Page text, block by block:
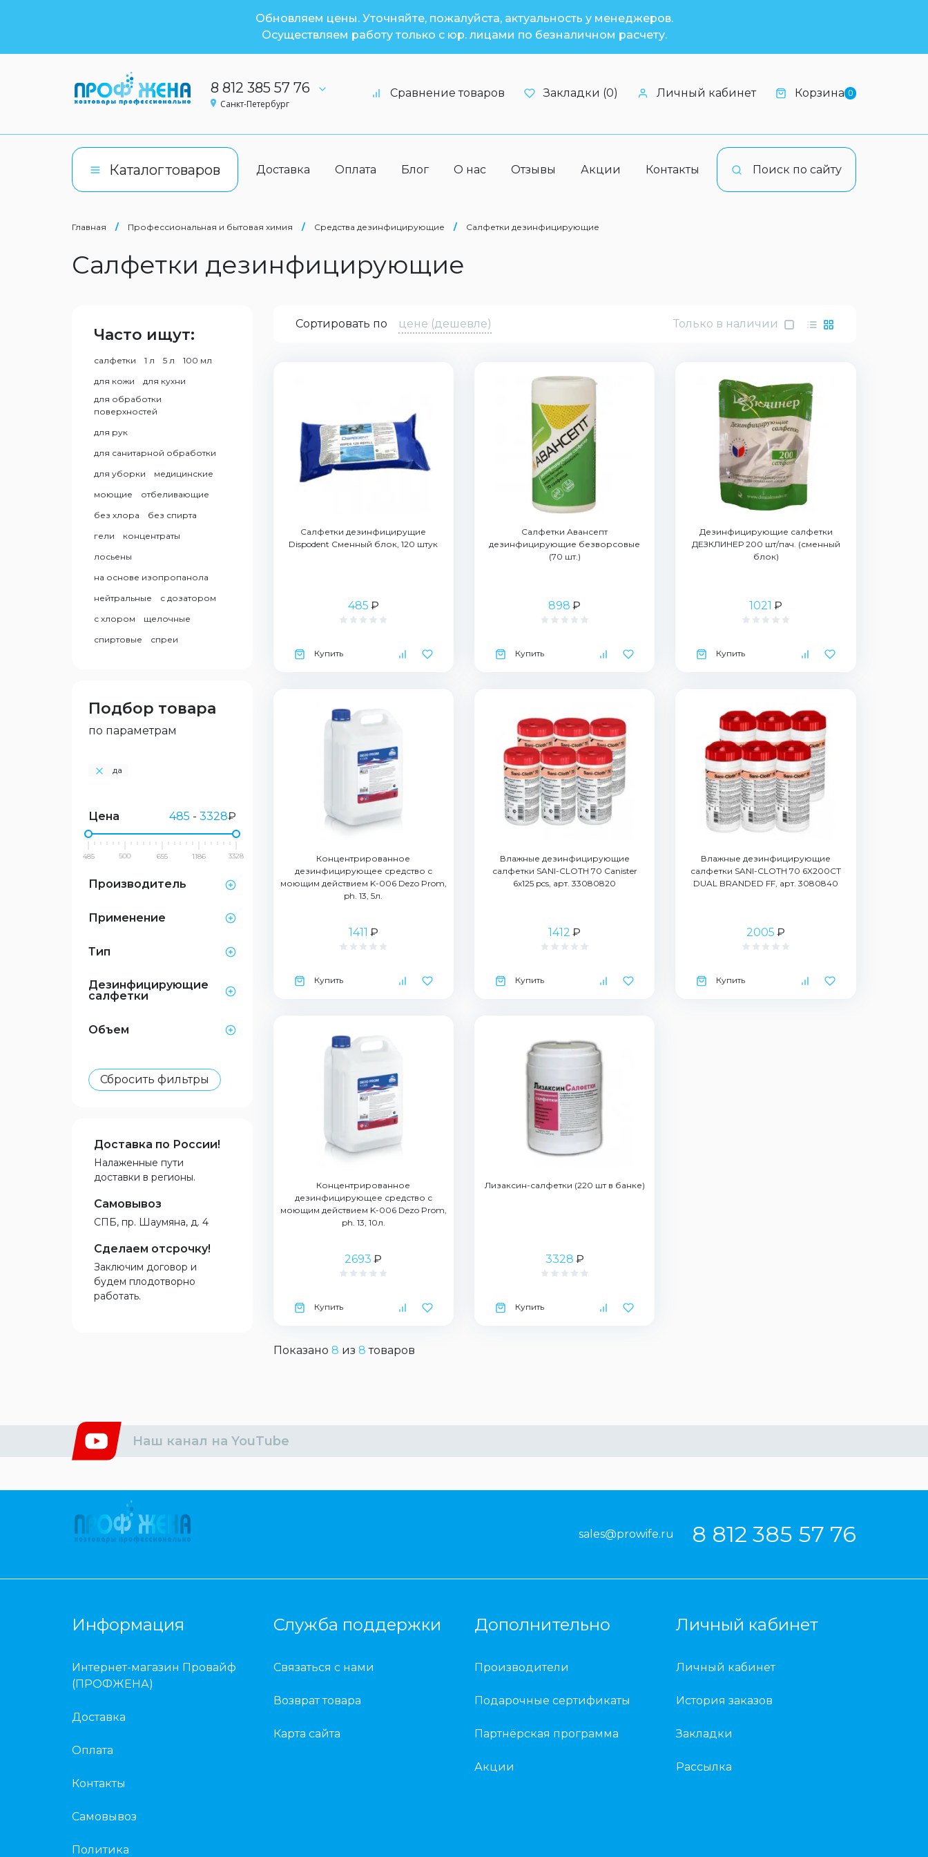
Обновляем цены. Уточняйте, пожалуйста, актуальность у менеджеров.
Осуществляем работу только с юр. лицами по безналичном расчету.
8 812 385 57 76
Санкт-Петербург
Сравнение товаров Закладки (0) Личный кабинет Корзина 0
Поиск по сайту
Каталогтоваров Доставка Оплата Блог О нас Отзывы Акции Контакты
Главная / Профессиональная и бытовая химия / Средства дезинфицирующие / Cалфетки дезинфицирующие
Cалфетки дезинфицирующие
Часто ищут:
салфетки 1 л 5 л
100 мл
для кожи
для кухни
для обработки
поверхностей
для рук
для санитарной обработки
для уборки
медицинские
моющие
отбеливающие
без хлора
без спирта
гели
концентраты
лосьены
на основе изопропанола
нейтральные
с дозатором
с хлором
щелочные
спиртовые
спреи
Подбор товара
по параметрам
да
Цена 485 - 3328₽
485 500 655 1186 3328
Производитель
Применение
Тип
Дезинфицирующие
салфетки
Объем
Сбросить фильтры
Доставка по России!
Налаженные пути
доставки в регионы.
Самовывоз
СПБ, пр. Шаумяна, д. 4
Сделаем отсрочку!
Заключим договор и
будем плодотворно
работать.
Сортировать по цене (дешевле) Только в наличии
Салфетки дезинфицирущие
Dispodent Сменный блок, 120 штук
485 ₽
Купить
Салфетки Авансепт
дезинфицирующие безворсовые
(70 шт.)
898 ₽
Купить
Дезинфицирующие салфетки
ДЕЗКЛИНЕР 200 шт/пач. (сменный
блок)
1021 ₽
Купить
Концентрированное
дезинфицирующее средство с
моющим действием K-006 Dezo Prom,
ph. 13, 5л.
1411 ₽
Купить
Влажные дезинфицирующие
салфетки SANI-CLOTH 70 Canister
6x125 pcs, арт. 33080820
1412 ₽
Купить
Влажные дезинфицирующие
салфетки SANI-CLOTH 70 6X200CT
DUAL BRANDED FF, арт. 3080840
2005 ₽
Купить
Концентрированное
дезинфицирующее средство с
моющим действием K-006 Dezo Prom,
ph. 13, 10л.
2693 ₽
Купить
Лизаксин-салфетки (220 шт в банке)
3328 ₽
Купить
Показано 8 из 8 товаров
Наш канал на YouTube
sales@prowife.ru 8 812 385 57 76
Информация
Интернет-магазин Провайф
(ПРОФЖЕНА)
Доставка
Оплата
Контакты
Самовывоз
Политика
Служба поддержки
Связаться с нами
Возврат товара
Карта сайта
Дополнительно
Производители
Подарочные сертификаты
Партнёрская программа
Акции
Личный кабинет
Личный кабинет
История заказов
Закладки
Рассылка